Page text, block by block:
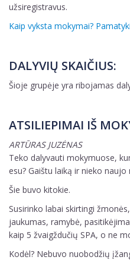
užsiregistravus.
Kaip vyksta mokymai?
DALYVIŲ SKAIČIUS:
Šioje grupėje yra ribojamas
ATSILIEPIMAI IŠ
ARTŪRAS JUZĖNAS
Teko dalyvauti mokymuose,
esu? Gaištu laiką ir nieko naujo
Šie buvo kitokie.
Susirinko labai skirtingi
jaukumas, ramybė,
kaip 5 žvaigždučių SPA, o ne
Kodėl? Nebuvo nuobodžių